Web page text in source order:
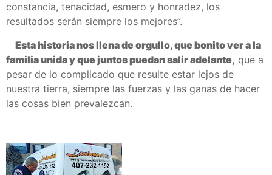
constancia, tenacidad, esmero y honradez, los
resultados serán siempre los mejores”.
Esta historia nos llena de orgullo, que bonito ver a la
familia unida y que juntos puedan salir adelante, que a
pesar de lo complicado que resulte estar lejos de
nuestra tierra, siempre las fuerzas y las ganas de hacer
las cosas bien prevalezcan.